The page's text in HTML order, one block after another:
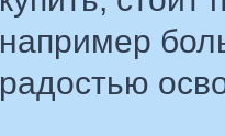
например
радостью